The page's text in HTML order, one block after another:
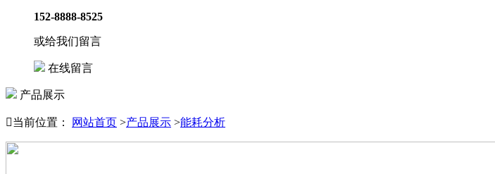
152-8888-8525
或给我们留言
在线留言
产品展示
当前位置： 网站首页 >产品展示 >能耗分析